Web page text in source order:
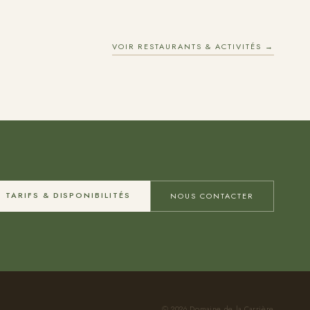
VOIR RESTAURANTS & ACTIVITÉS →
TARIFS & DISPONIBILITÉS NOUS CONTACTER